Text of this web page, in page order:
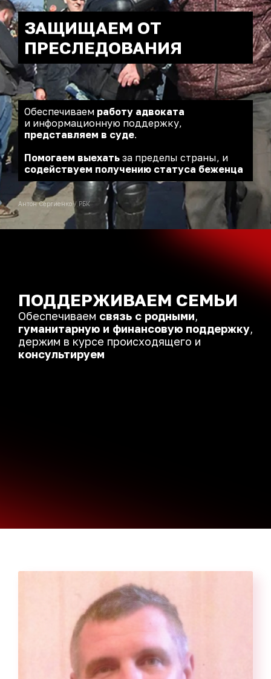
ЗАЩИЩАЕМ ОТ
ПРЕСЛЕДОВАНИЯ
Обеспечиваем работу адвоката
и информационную поддержку,
представляем в суде.
Помогаем выехать за пределы страны, и
содействуем получению статуса беженца
Антон Сергиенко / РБК
ПОДДЕРЖИВАЕМ СЕМЬИ
Обеспечиваем связь с родными,
гуманитарную и финансовую поддержку,
держим в курсе происходящего и
консультируем